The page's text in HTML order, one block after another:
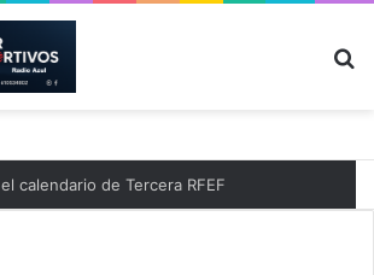
calendario de Tercera RFEF